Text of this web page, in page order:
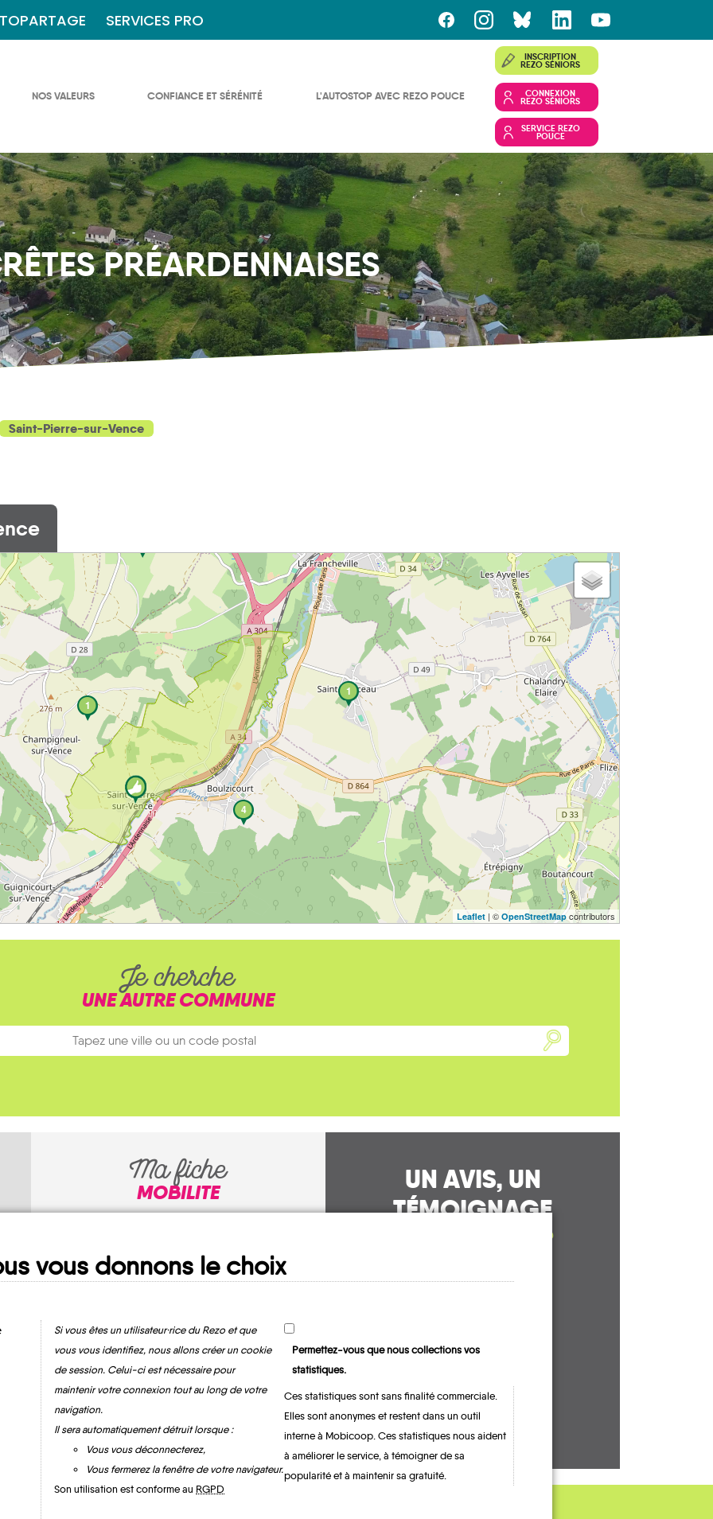
SERVICES PRO
NOS VALEURS CONFIANCE ET SÉRÉNITÉ L'AUTOSTOP AVEC REZO POUCE
INSCRIPTION
REZO SÉNIORS
CONNEXION
REZO SÉNIORS
SERVICE REZO
POUCE
PRÉARDENNAISES
Saint-Pierre-sur-Vence
4
1
1
Leaflet | © OpenStreetMap contributors
Je cherche
UNE AUTRE COMMUNE
Ma fiche
MOBILITE
Saint-Pierre-sur-
Vence
UN AVIS, UN
TÉMOIGNAGE
À PARTAGER ?
vous donnons le choix
Si vous êtes un utilisateur·rice du Rezo et que
vous vous identifiez, nous allons créer un cookie
de session. Celui-ci est nécessaire pour
maintenir votre connexion tout au long de votre
navigation.
Il sera automatiquement détruit lorsque :
Vous vous déconnecterez,
Vous fermerez la fenêtre de votre navigateur.
Son utilisation est conforme au RGPD
Permettez-vous que nous collections vos
statistiques.
Ces statistiques sont sans finalité commerciale.
Elles sont anonymes et restent dans un outil
interne à Mobicoop. Ces statistiques nous aident
à améliorer le service, à témoigner de sa
popularité et à maintenir sa gratuité.